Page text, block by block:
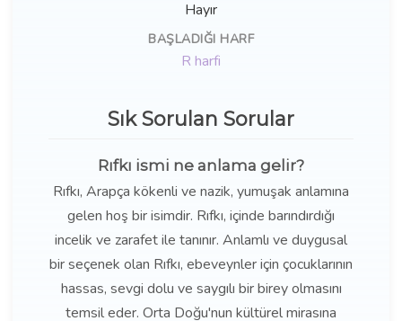
Hayır
BAŞLADIĞI HARF
R harfi
Sık Sorulan Sorular
Rıfkı ismi ne anlama gelir?
Rıfkı, Arapça kökenli ve nazik, yumuşak anlamına
gelen hoş bir isimdir. Rıfkı, içinde barındırdığı
incelik ve zarafet ile tanınır. Anlamlı ve duygusal
bir seçenek olan Rıfkı, ebeveynler için çocuklarının
hassas, sevgi dolu ve saygılı bir birey olmasını
temsil eder. Orta Doğu'nun kültürel mirasına